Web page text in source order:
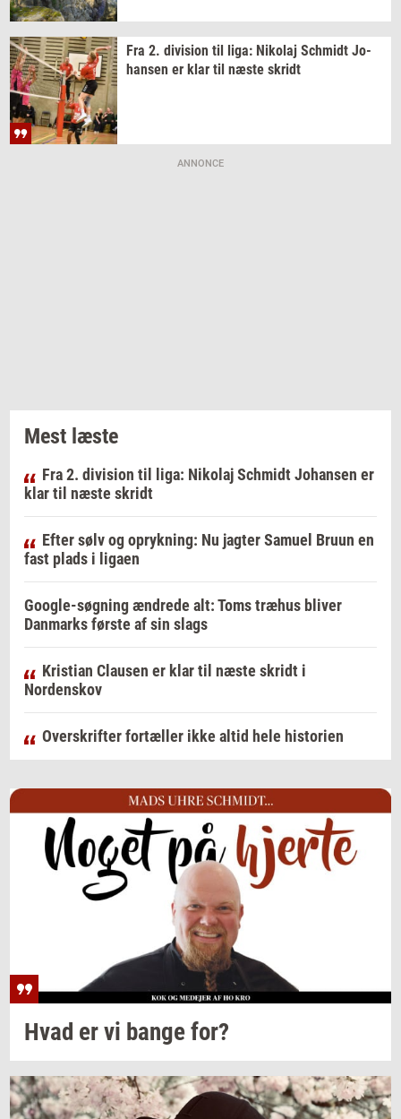
Fra 2. di­vi­sion til liga: Ni­ko­laj Sch­midt Jo­
han­sen er klar til næste skridt
ANNONCE
Mest læste
Fra 2. division til liga: Nikolaj Schmidt Johansen er
klar til næste skridt
Efter sølv og oprykning: Nu jagter Samuel Bruun en
fast plads i ligaen
Google-søgning ændrede alt: Toms træhus bliver
Danmarks første af sin slags
Kristian Clausen er klar til næste skridt i
Nordenskov
Overskrifter fortæller ikke altid hele historien
Hvad er vi bange for?